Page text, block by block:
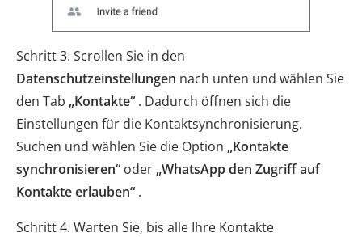
Schritt 3. Scrollen Sie in den
Datenschutzeinstellungen nach unten und wählen Sie
den Tab „Kontakte“ . Dadurch öffnen sich die
Einstellungen für die Kontaktsynchronisierung.
Suchen und wählen Sie die Option „Kontakte
synchronisieren“ oder „WhatsApp den Zugriff auf
Kontakte erlauben“ .
Schritt 4. Warten Sie, bis alle Ihre Kontakte